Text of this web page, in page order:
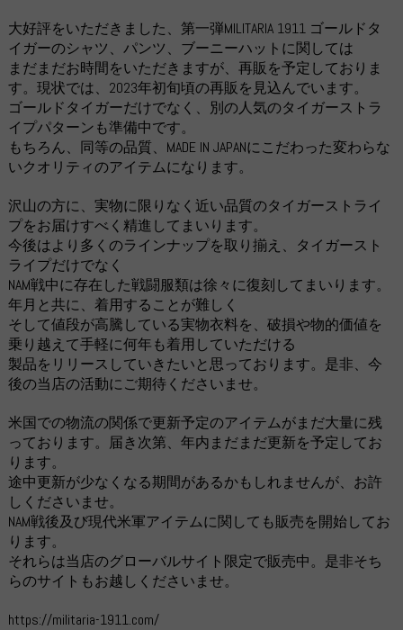
大好評をいただきました、第一弾MILITARIA 1911 ゴールドタ
イガーのシャツ、パンツ、ブーニーハットに関しては
まだまだお時間をいただきますが、再販を予定しておりま
す。現状では、2023年初旬頃の再販を見込んでいます。
ゴールドタイガーだけでなく、別の人気のタイガーストラ
イプパターンも準備中です。
もちろん、同等の品質、MADE IN JAPANにこだわった変わらな
いクオリティのアイテムになります。
沢山の方に、実物に限りなく近い品質のタイガーストライ
プをお届けすべく精進してまいります。
今後はより多くのラインナップを取り揃え、タイガースト
ライプだけでなく
NAM戦中に存在した戦闘服類は徐々に復刻してまいります。
年月と共に、着用することが難しく
そして値段が高騰している実物衣料を、破損や物的価値を
乗り越えて手軽に何年も着用していただける
製品をリリースしていきたいと思っております。是非、今
後の当店の活動にご期待くださいませ。
米国での物流の関係で更新予定のアイテムがまだ大量に残
っております。届き次第、年内まだまだ更新を予定してお
ります。
途中更新が少なくなる期間があるかもしれませんが、お許
しくださいませ。
NAM戦後及び現代米軍アイテムに関しても販売を開始してお
ります。
それらは当店のグローバルサイト限定で販売中。是非そち
らのサイトもお越しくださいませ。
https://militaria-1911.com/